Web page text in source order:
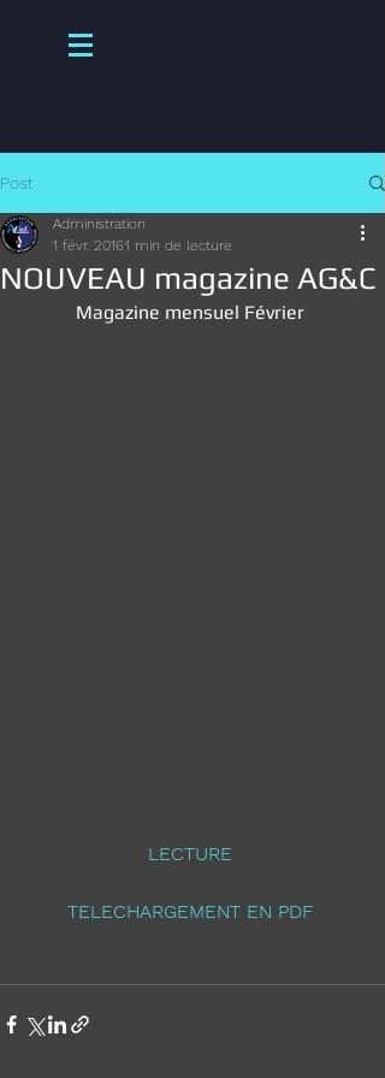
Post
NOUVEAU magazine AG&C
Administration
1 févr. 20161 min de lecture
Magazine mensuel Février
LECTURE
TELECHARGEMENT EN PDF